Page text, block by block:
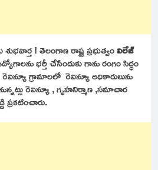
! తెలంగాణ రాష్ట్ర ప్రభుత్వంవిలేజ్
భర్తీ చేసేందుకు గాను రంగం సిద్ధం
రెవిన్యూ గ్రామాలలో రెవిన్యూ అధికారులును
రెవిన్యూ , గృహనిర్మాణ ,సమాచార
ప్రకటించారు.